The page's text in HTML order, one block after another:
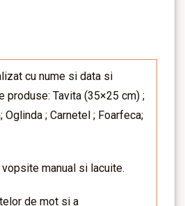
cu nume si data si
produse: Tavita (35×25 cm) ;
Oglinda ; Carnetel ; Foarfeca;
manual si lacuite.
de mot si a